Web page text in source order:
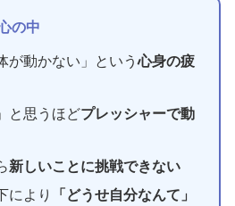
の中
が動かない」という心身の疲
と思うほどプレッシャーで動
新しいことに挑戦できない
により
「どうせ自分なんて」